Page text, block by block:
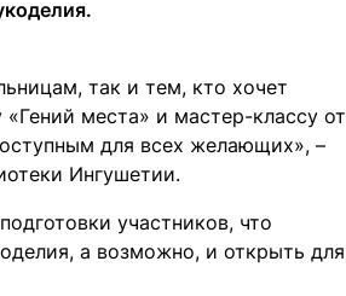
так и тем, кто хочет
места» и мастер-классу от
для всех желающих», –
Ингушетии.
участников, что
а возможно, и открыть для